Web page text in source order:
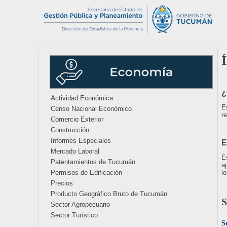
Actividad Económica
Censo Nacional Económico
Comercio Exterior
Construcción
Informes Especiales
Mercado Laboral
Patentamientos de Tucumán
Permisos de Edificación
Precios
Producto Geográfico Bruto de Tucumán
Sector Agropecuario
Sector Turístico